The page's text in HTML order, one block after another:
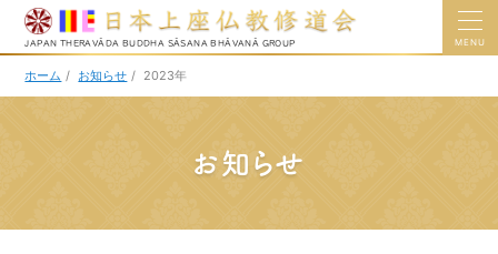
JAPAN THERAVĀDA BUDDHA SĀSANA BHĀVANĀ GROUP MENU
ホーム / お知らせ / 2023年
お知らせ